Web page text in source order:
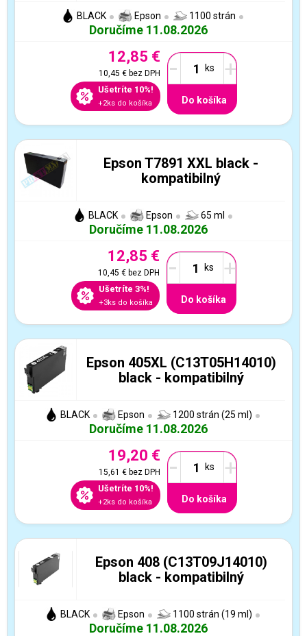
BLACK Epson 1100 strán
Doručíme 11.08.2026
12,85 €
10,45 €bez DPH
Ušetríte 10%!
+2ks do košíka
- +
Do košíka
Epson T7891 XXL black -
kompatibilný
BLACK Epson 65 ml
Doručíme 11.08.2026
12,85 €
10,45 €bez DPH
Ušetríte 3%!
+3ks do košíka
- +
Do košíka
Epson 405XL (C13T05H14010)
black - kompatibilný
BLACK Epson 1200 strán (25 ml)
Doručíme 11.08.2026
19,20 €
15,61 €bez DPH
Ušetríte 10%!
+2ks do košíka
- +
Do košíka
Epson 408 (C13T09J14010)
black - kompatibilný
BLACK Epson 1100 strán (19 ml)
Doručíme 11.08.2026